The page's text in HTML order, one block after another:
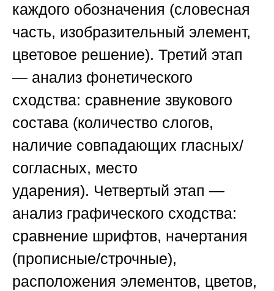
каждого обозначения (словесная
часть, изобразительный элемент,
цветовое решение). Третий этап
— анализ фонетического
сходства: сравнение звукового
состава (количество слогов,
наличие совпадающих гласных/
согласных, место
ударения). Четвертый этап —
анализ графического сходства:
сравнение шрифтов, начертания
(прописные/строчные),
расположения элементов, цветов,